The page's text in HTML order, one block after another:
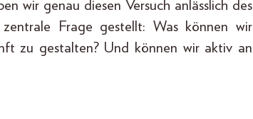
wir genau diesen Versuch anlässlich des
Frage gestellt: Was können wir
zu gestalten? Und können wir aktiv an